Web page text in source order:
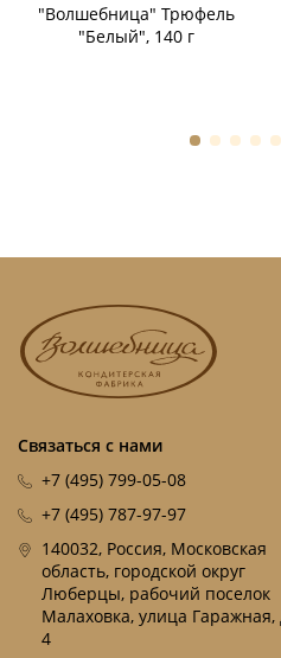
"Волшебница" Трюфель
"Белый", 140 г
Связаться с нами
+7 (495) 799-05-08
+7 (495) 787-97-97
140032, Россия, Московская
область, городской округ
Люберцы, рабочий поселок
Малаховка, улица Гаражная,
4